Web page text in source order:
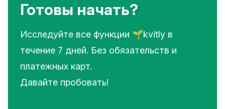
Готовы начать?
Исследуйте все функции 🌱kvitly в
течение 7 дней. Без обязательств и
платежных карт.
Давайте пробовать!